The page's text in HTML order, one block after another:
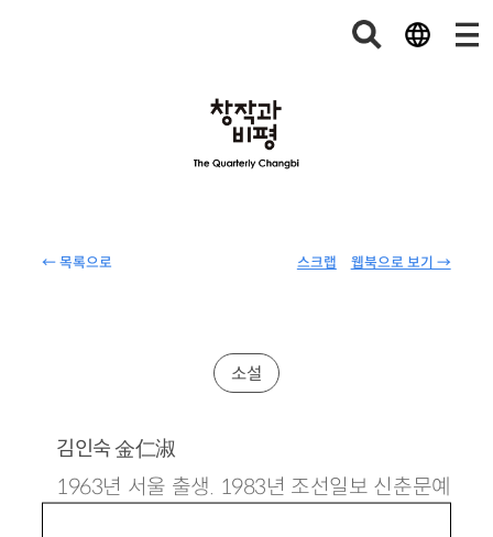
← 목록으로 웹북으로 보기 →
스크랩
소설
김인숙金仁淑
1963년 서울 출생. 1983년 조선일보 신춘문예